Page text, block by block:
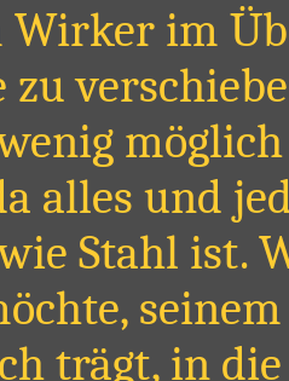
Wirker im
zu
alles und
Stahl ist.
trägt, in